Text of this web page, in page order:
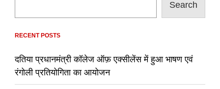
Search
RECENT POSTS
दतिया प्रधानमंत्री कॉलेज ऑफ़ एक्सीलेंस में हुआ भाषण एवं
रंगोली प्रतियोगिता का आयोजन